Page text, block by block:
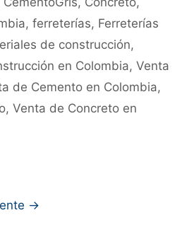
, ferreterías, Ferreterías
de construcción,
en Colombia, Venta
de Cemento en Colombia,
, Venta de Concreto en
→